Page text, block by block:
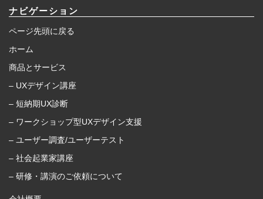
ナビゲーション
ページ先頭に戻る
ホーム
商品とサービス
– UXデザイン講座
– 短納期UX診断
– ワークショップ型UXデザイン支援
– ユーザー調査/ユーザーテスト
– 社会起業家講座
– 研修・講演のご依頼について